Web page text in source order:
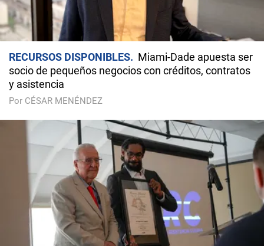
RECURSOS DISPONIBLES
Miami-Dade apuesta ser
socio de pequeños negocios con créditos, contratos
y asistencia
Por CÉSAR MENÉNDEZ